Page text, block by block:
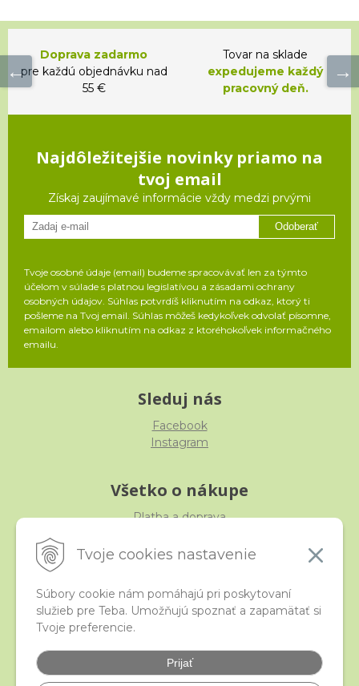
Tvoje cookies nastavenie
Súbory cookie nám pomáhajú pri poskytovaní
služieb pre Teba. Umožňujú spoznať a zapamätať si
Tvoje preferencie.
Prijať
Doprava zadarmo
pre každú objednávku nad
55 €
Tovar na sklade
expedujeme každý
pracovný deň.
Najdôležitejšie novinky priamo na
tvoj email
Získaj zaujímavé informácie vždy medzi prvými
Odoberať
Tvoje osobné údaje (email) budeme spracovávať len za týmto
účelom v súlade s platnou legislatívou a zásadami ochrany
osobných údajov. Súhlas potvrdíš kliknutím na odkaz, ktorý ti
pošleme na Tvoj email. Súhlas môžeš kedykoľvek odvolať písomne,
emailom alebo kliknutím na odkaz z ktoréhokoľvek informačného
emailu.
Sleduj nás
Facebook
Instagram
Všetko o nákupe
Platba a doprava
Obchodné podmienky
iStraka
Veľkoobchod
Najčastejšie otázky